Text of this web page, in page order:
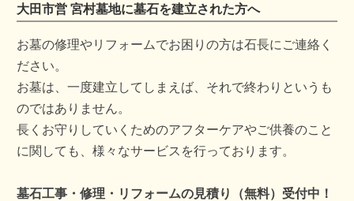
大田市営 宮村墓地に墓石を建立された方へ
お墓の修理やリフォームでお困りの方は石長にご連絡く
ださい。
お墓は、一度建立してしまえば、それで終わりというも
のではありません。
長くお守りしていくためのアフターケアやご供養のこと
に関しても、様々なサービスを行っております。
墓石工事・修理・リフォームの見積り（無料）受付中！